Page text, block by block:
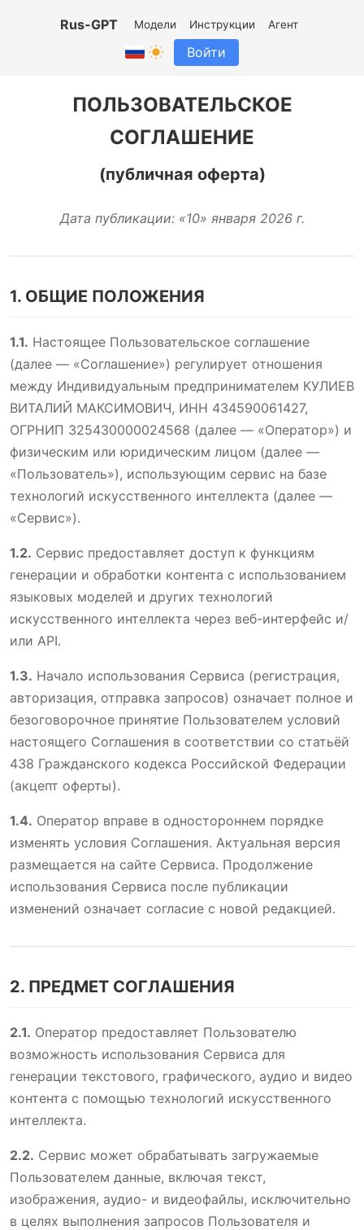
Rus-GPT Модели Инструкции Агент
Войти
ПОЛЬЗОВАТЕЛЬСКОЕ
СОГЛАШЕНИЕ
(публичная оферта)
Дата публикации: «10» января 2026 г.
1. ОБЩИЕ ПОЛОЖЕНИЯ
1.1. Настоящее Пользовательское соглашение
(далее — «Соглашение») регулирует отношения
между Индивидуальным предпринимателем КУЛИЕВ
ВИТАЛИЙ МАКСИМОВИЧ, ИНН 434590061427,
ОГРНИП 325430000024568 (далее — «Оператор») и
физическим или юридическим лицом (далее —
«Пользователь»), использующим сервис на базе
технологий искусственного интеллекта (далее —
«Сервис»).
1.2. Сервис предоставляет доступ к функциям
генерации и обработки контента с использованием
языковых моделей и других технологий
искусственного интеллекта через веб-интерфейс и/
или API.
1.3. Начало использования Сервиса (регистрация,
авторизация, отправка запросов) означает полное и
безоговорочное принятие Пользователем условий
настоящего Соглашения в соответствии со статьёй
438 Гражданского кодекса Российской Федерации
(акцепт оферты).
1.4. Оператор вправе в одностороннем порядке
изменять условия Соглашения. Актуальная версия
размещается на сайте Сервиса. Продолжение
использования Сервиса после публикации
изменений означает согласие с новой редакцией.
2. ПРЕДМЕТ СОГЛАШЕНИЯ
2.1. Оператор предоставляет Пользователю
возможность использования Сервиса для
генерации текстового, графического, аудио и видео
контента с помощью технологий искусственного
интеллекта.
2.2. Сервис может обрабатывать загружаемые
Пользователем данные, включая текст,
изображения, аудио- и видеофайлы, исключительно
в целях выполнения запросов Пользователя и